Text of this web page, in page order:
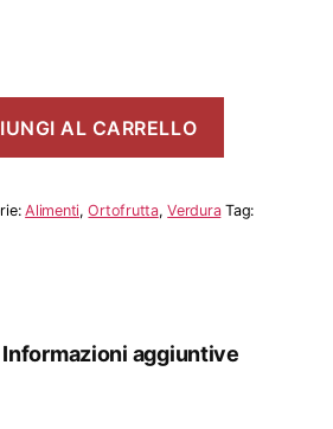
AL CARRELLO
Alimenti,Ortofrutta,Verdura Tag:
Informazioni aggiuntive